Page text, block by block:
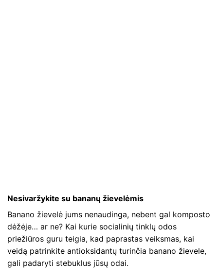
Nesivaržykite su bananų žievelėmis
Banano žievelė jums nenaudinga, nebent gal komposto
dėžėje… ar ne? Kai kurie socialinių tinklų odos
priežiūros guru teigia, kad paprastas veiksmas, kai
veidą patrinkite antioksidantų turinčia banano žievele,
gali padaryti stebuklus jūsų odai.